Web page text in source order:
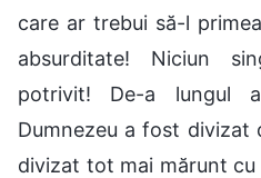
care ar trebui să-l
absurditate! Niciun
potrivit! De-a lungul
Dumnezeu a fost
divizat tot mai mărunt